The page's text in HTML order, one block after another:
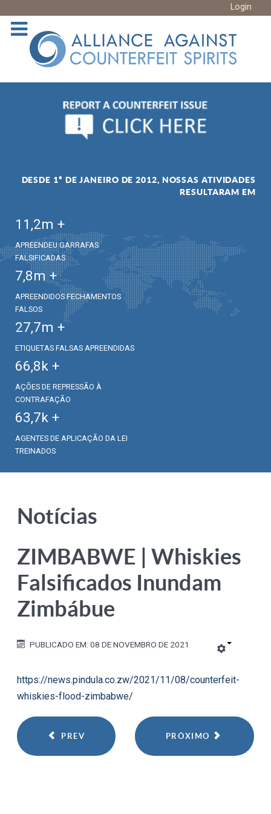
Login
DESDE 1º DE JANEIRO DE 2012, NOSSAS ATIVIDADES
RESULTARAM EM
11,2m +
APREENDEU GARRAFAS
FALSIFICADAS
7,8m +
APREENDIDOS FECHAMENTOS
FALSOS
27,7m +
ETIQUETAS FALSAS APREENDIDAS
66,8k +
AÇÕES DE REPRESSÃO À
CONTRAFAÇÃO
63,7k +
AGENTES DE APLICAÇÃO DA LEI
TREINADOS
Notícias
ZIMBABWE | Whiskies
Falsificados Inundam
Zimbábue
PUBLICADO EM: 08 DE NOVEMBRO DE 2021
https://news.pindula.co.zw/2021/11/08/counterfeit-
whiskies-flood-zimbabwe/
PREV PRÓXIMO